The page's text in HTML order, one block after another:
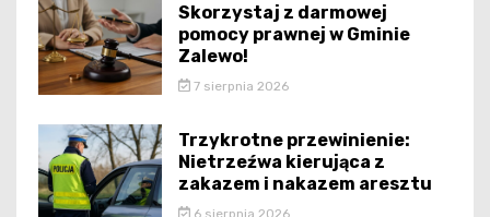
Skorzystaj z darmowej
pomocy prawnej w Gminie
Zalewo!
7 sierpnia 2026
Trzykrotne przewinienie:
Nietrzeźwa kierująca z
zakazem i nakazem aresztu
6 sierpnia 2026